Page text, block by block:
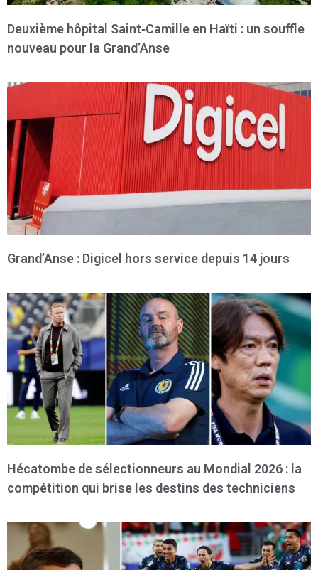
Deuxième hôpital Saint‑Camille en Haïti : un souffle
nouveau pour la Grand’Anse
Grand’Anse : Digicel hors service depuis 14 jours
Hécatombe de sélectionneurs au Mondial 2026 : la
compétition qui brise les destins des techniciens